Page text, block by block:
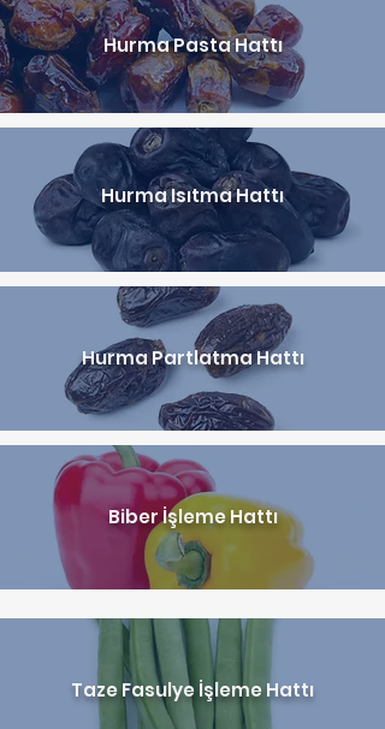
Hurma Pasta Hattı
Hurma Isıtma Hattı
Hurma Partlatma Hattı
Biber İşleme Hattı
Taze Fasulye İşleme Hattı